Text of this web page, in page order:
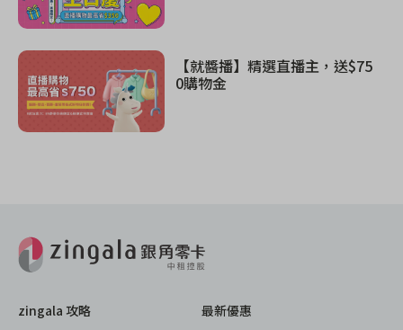
【就醬播】精選直播主，送$75
0購物金
zingala 攻略
最新優惠